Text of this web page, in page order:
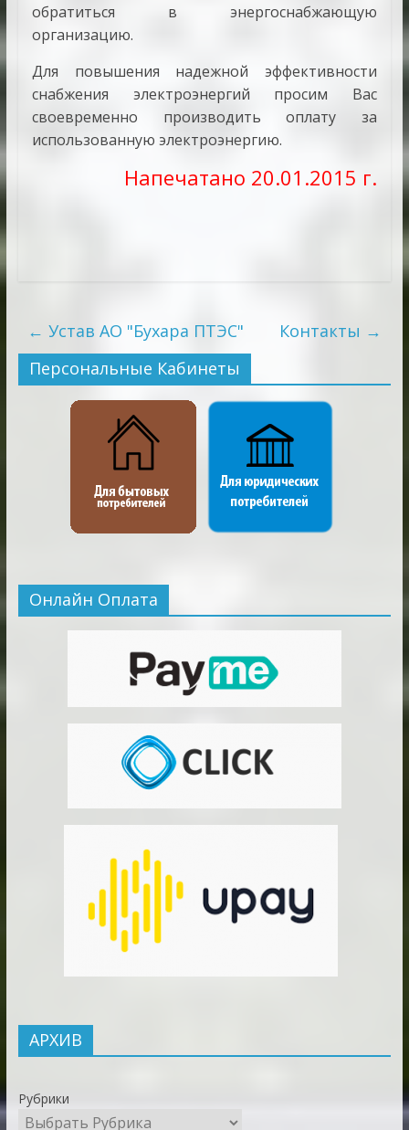
обратиться в энергоснабжающую
организацию.
Для повышения надежной эффективности
снабжения электроэнергий просим Вас
своевременно производить оплату за
использованную электроэнергию.
Напечатано 20.01.2015 г.
← Устав АО "Бухара ПТЭС" Контакты →
Персональные Кабинеты
Онлайн Оплата
АРХИВ
Рубрики